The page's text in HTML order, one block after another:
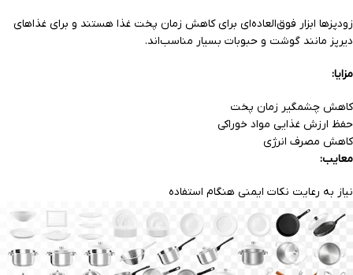
زودپزها ابزار فوق‌العاده‌ای برای کاهش زمان پخت غذا هستند و برای غذاهای
دیرپز مانند گوشت و حبوبات بسیار مناسب‌اند.
مزایا:
کاهش چشمگیر زمان پخت
حفظ ارزش غذایی مواد خوراکی
کاهش مصرف انرژی
معایب:
نیاز به رعایت نکات ایمنی هنگام استفاده